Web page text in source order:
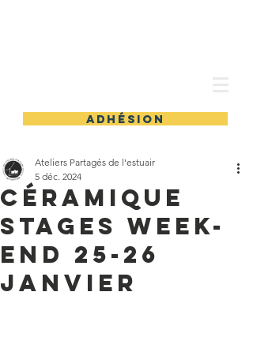
adhésion
Céramique
STAGES WEEK-
END 25-26
Janvier
Ateliers Partagés de l'estuair
5 déc. 2024